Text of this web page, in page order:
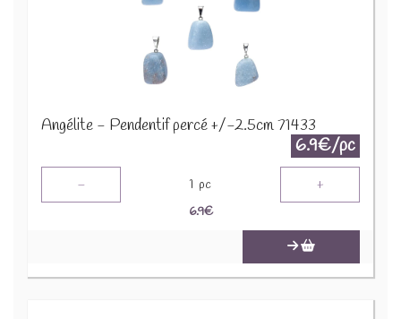
Angélite - Pendentif percé +/-2.5cm 71433
6.9€/pc
- 1 pc +
6.9€